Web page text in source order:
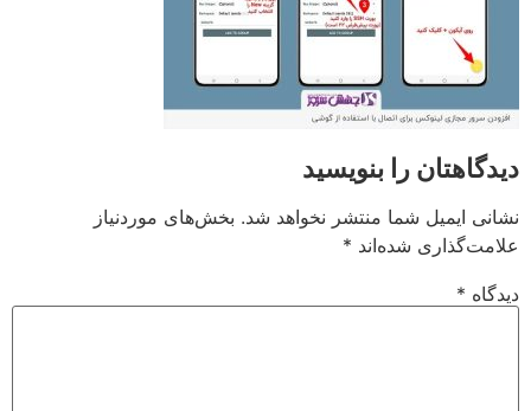
دیدگاهتان را بنویسید
نشانی ایمیل شما منتشر نخواهد شد. بخش‌های موردنیاز
علامت‌گذاری شده‌اند *
دیدگاه *